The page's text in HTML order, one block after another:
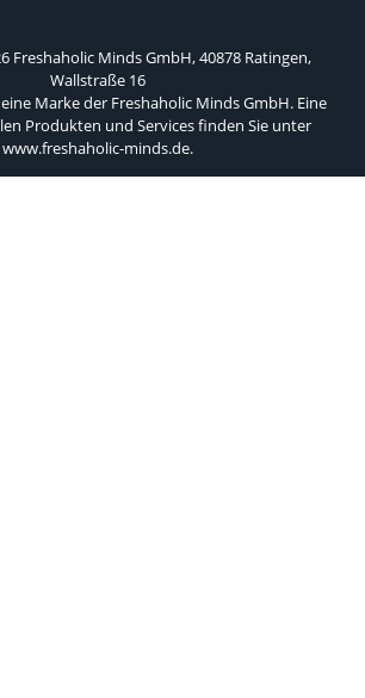
Freshaholic Minds GmbH, 40878 Ratingen,
Wallstraße 16
Marke der Freshaholic Minds GmbH. Eine
Produkten und Services finden Sie unter
www.freshaholic-minds.de.